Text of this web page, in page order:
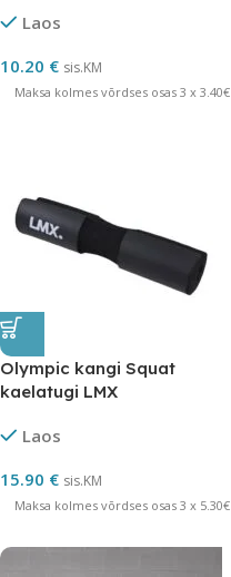
Laos
10.20 € sis.KM
Maksa kolmes võrdses osas 3 x 3.40€
Olympic kangi Squat
kaelatugi LMX
Laos
15.90 € sis.KM
Maksa kolmes võrdses osas 3 x 5.30€